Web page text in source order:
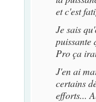
et c'est
Je sais
puissante
Pro ça
J'en ai
certains
efforts...